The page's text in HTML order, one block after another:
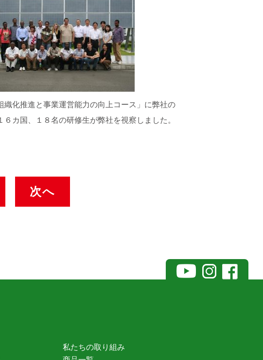
織化推進と事業運営能力の向上コース」に弊社の
カ国、１８名の研修生が弊社を視察しました。
次へ
私たちの取り組み